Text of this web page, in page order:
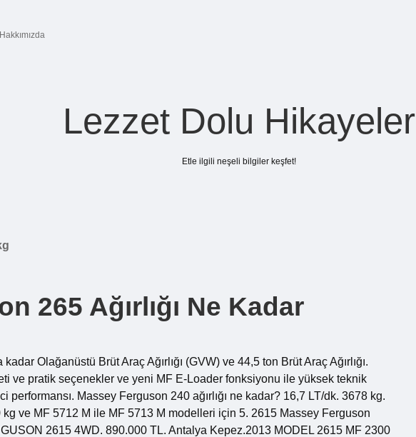
Hakkımızda
Lezzet Dolu Hikayeler
Etle ilgili neşeli bilgiler keşfet!
265 Ağırlığı Ne Kadar
Olağanüstü Brüt Araç Ağırlığı (GVW) ve 44,5 ton Brüt Araç Ağırlığı.
ve pratik seçenekler ve yeni MF E-Loader fonksiyonu ile yüksek teknik
Massey Ferguson 240 ağırlığı ne kadar? 16,7 LT/dk. 3678 kg.
ve MF 5712 M ile MF 5713 M modelleri için 5. 2615 Massey Ferguson
2615 4WD. 890.000 TL. Antalya Kepez.2013 MODEL 2615 MF 2300